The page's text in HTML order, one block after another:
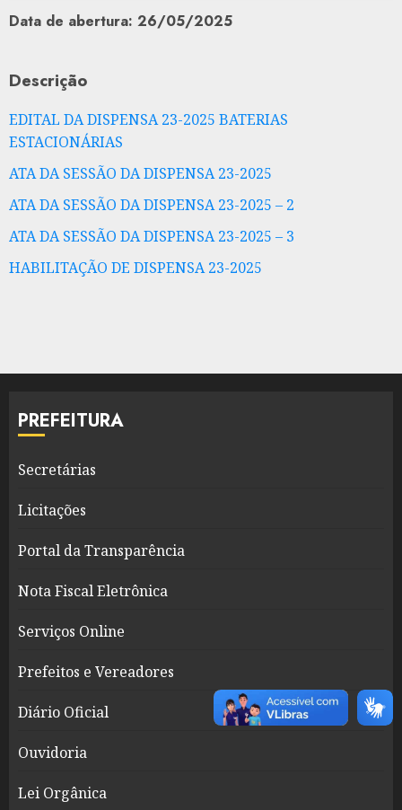
Data de abertura: 26/05/2025
Descrição
EDITAL DA DISPENSA 23-2025 BATERIAS
ESTACIONÁRIAS
ATA DA SESSÃO DA DISPENSA 23-2025
ATA DA SESSÃO DA DISPENSA 23-2025 – 2
ATA DA SESSÃO DA DISPENSA 23-2025 – 3
HABILITAÇÃO DE DISPENSA 23-2025
PREFEITURA
Secretárias
Licitações
Portal da Transparência
Nota Fiscal Eletrônica
Serviços Online
Prefeitos e Vereadores
Diário Oficial
Ouvidoria
Lei Orgânica